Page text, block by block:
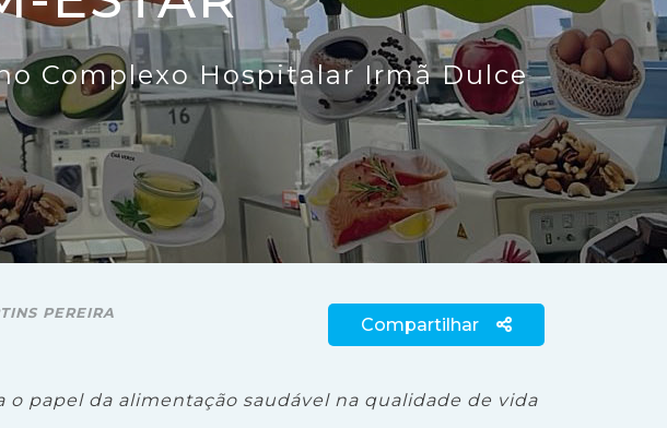
Complexo Hospitalar Irmã Dulce
PEREIRA
Compartilhar
papel da alimentação saudável na qualidade de vida